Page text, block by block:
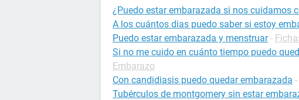
¿Puedo estar embarazada si nos cuidamos
A los cuántos dias puedo saber si estoy
Puedo estar embarazada y menstruar -
Si no me cuido en cuánto tiempo puedo
Embarazo
Con candidiasis puedo quedar embarazada -
Tubérculos de montgomery sin estar